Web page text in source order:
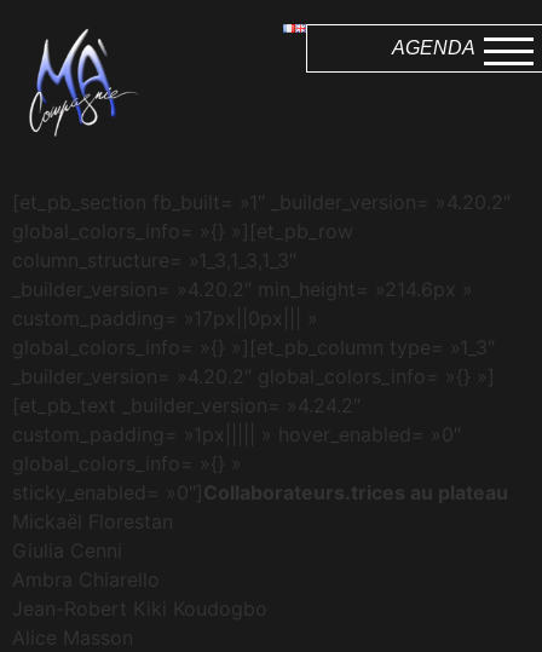
AGENDA
[et_pb_section fb_built= »1″ _builder_version= »4.20.2″
global_colors_info= »{} »][et_pb_row
column_structure= »1_3,1_3,1_3″
_builder_version= »4.20.2″ min_height= »214.6px »
custom_padding= »17px||0px||| »
global_colors_info= »{} »][et_pb_column type= »1_3″
_builder_version= »4.20.2″ global_colors_info= »{} »]
[et_pb_text _builder_version= »4.24.2″
custom_padding= »1px||||| » hover_enabled= »0″
global_colors_info= »{} »
sticky_enabled= »0″] Collaborateurs.trices au plateau
Mickaël Florestan
Giulia Cenni
Ambra Chiarello
Jean-Robert Kiki Koudogbo
Alice Masson